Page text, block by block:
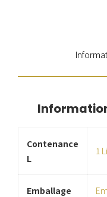
Contenance
L
1
Emballage